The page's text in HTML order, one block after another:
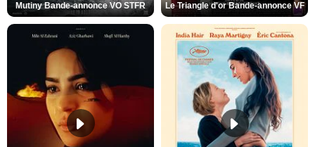
Mutiny Bande-annonce VO STFR Le Triangle d'or Bande-annonce VF